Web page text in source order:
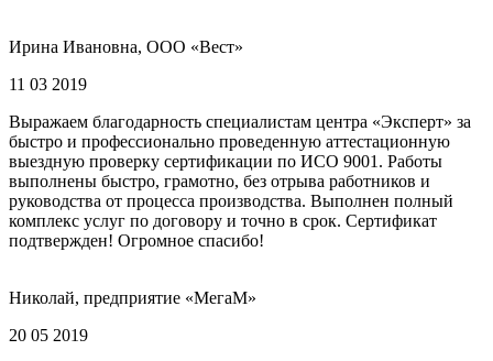
Ирина Ивановна, ООО «Вест»
11 03 2019
Выражаем благодарность специалистам центра «Эксперт» за
быстро и профессионально проведенную аттестационную
выездную проверку сертификации по ИСО 9001. Работы
выполнены быстро, грамотно, без отрыва работников и
руководства от процесса производства. Выполнен полный
комплекс услуг по договору и точно в срок. Сертификат
подтвержден! Огромное спасибо!
Николай, предприятие «МегаМ»
20 05 2019